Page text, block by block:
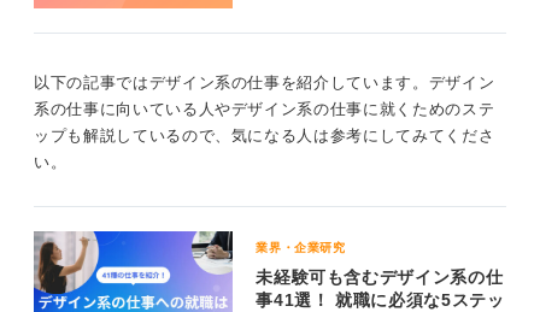
とを生業にしたい人にとっては、検討してみる価値のあ
るキャリアパスだと思います。
以下の記事ではデザイン系の仕事を紹介しています。デザイン
系の仕事に向いている人やデザイン系の仕事に就くためのステ
ップも解説しているので、気になる人は参考にしてみてくださ
い。
業界・企業研究
未経験可も含むデザイン系の仕
事41選！ 就職に必須な5ステッ